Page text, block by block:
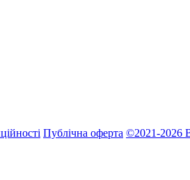
Публічна оферта ©2021-2026